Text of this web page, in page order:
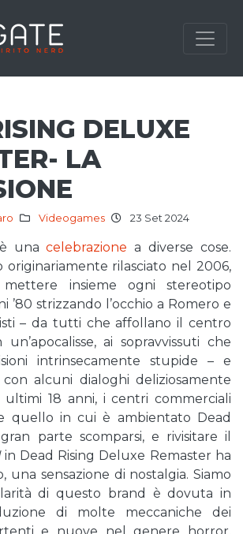
DELUXE
LA
Videogames 23 Set 2024
è unacelebrazionea diverse cose.
originariamente rilasciato nel 2006,
mettere insieme ogni stereotipo
’80 strizzando l’occhio a Romero e
– da tutti che affollano il centro
ai sopravvissuti che
intrinsecamente stupide – e
alcuni dialoghi deliziosamente
ultimi 18 anni, i centri commerciali
quello in cui è ambientato Dead
parte scomparsi, e rivisitare il
in Dead Rising Deluxe Remaster ha
una sensazione di nostalgia. Siamo
di questo brand è dovuta in
di molte meccaniche dei